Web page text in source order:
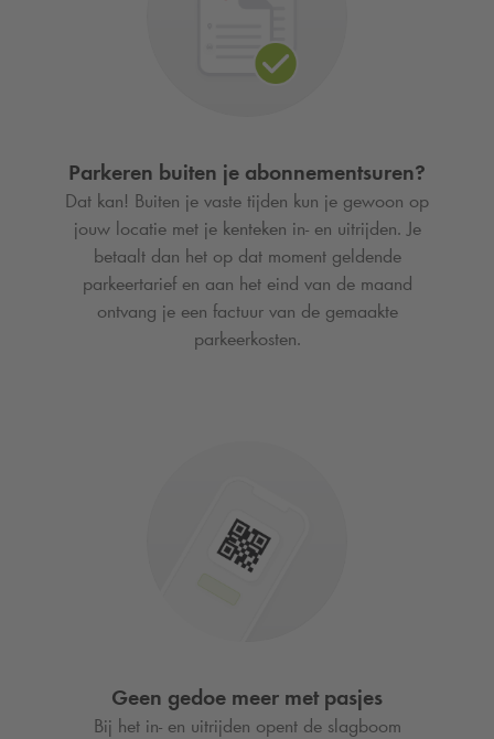
Parkeren buiten je abonnementsuren?
Dat kan! Buiten je vaste tijden kun je gewoon op
jouw locatie met je kenteken in- en uitrijden. Je
betaalt dan het op dat moment geldende
parkeertarief en aan het eind van de maand
ontvang je een factuur van de gemaakte
parkeerkosten.
Geen gedoe meer met pasjes
Bij het in- en uitrijden opent de slagboom